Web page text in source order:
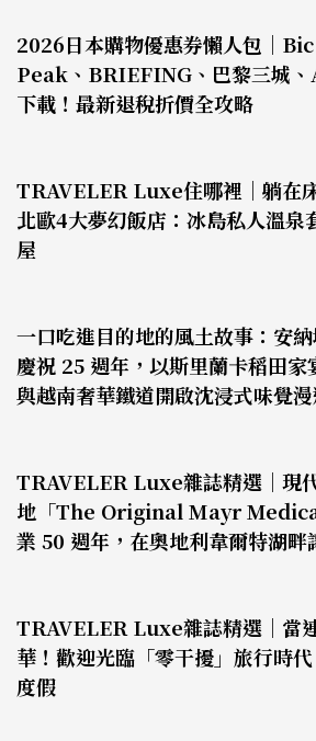
2026日本購物優惠券懶人包｜
Peak、BRIEFING、巴黎三城、
下載！最新退稅折價全攻略
TRAVELER Luxe住哪裡｜躺在
北歐4大夢幻飯店：冰島私人溫泉
屋
一口吃進目的地的風土故事：安
慶祝 25 週年，以斯里蘭卡稻田家
與越南奢華鐵道開啟沈浸式味覺
TRAVELER Luxe雜誌精選｜現
地「The Original Mayr
業 50 週年，在奧地利韋爾特湖畔
TRAVELER Luxe雜誌精選｜當
華！歡迎光臨「零干擾」旅行時
度假